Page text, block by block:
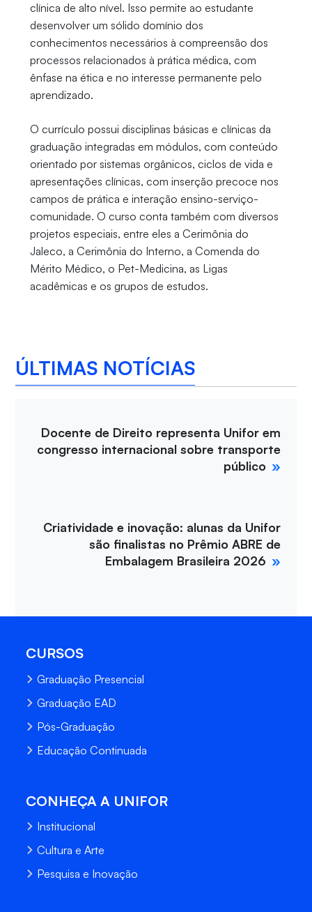
clínica de alto nível. Isso permite ao estudante
desenvolver um sólido domínio dos
conhecimentos necessários à compreensão dos
processos relacionados à prática médica, com
ênfase na ética e no interesse permanente pelo
aprendizado.
O currículo possui disciplinas básicas e clínicas da
graduação integradas em módulos, com conteúdo
orientado por sistemas orgânicos, ciclos de vida e
apresentações clínicas, com inserção precoce nos
campos de prática e interação ensino-serviço-
comunidade. O curso conta também com diversos
projetos especiais, entre eles a Cerimônia do
Jaleco, a Cerimônia do Interno, a Comenda do
Mérito Médico, o Pet-Medicina, as Ligas
acadêmicas e os grupos de estudos.
ÚLTIMAS NOTÍCIAS
Docente de Direito representa Unifor em
congresso internacional sobre transporte
público
Criatividade e inovação: alunas da Unifor
são finalistas no Prêmio ABRE de
Embalagem Brasileira 2026
CURSOS
Graduação Presencial
Graduação EAD
Pós-Graduação
Educação Continuada
CONHEÇA A UNIFOR
Institucional
Cultura e Arte
Pesquisa e Inovação